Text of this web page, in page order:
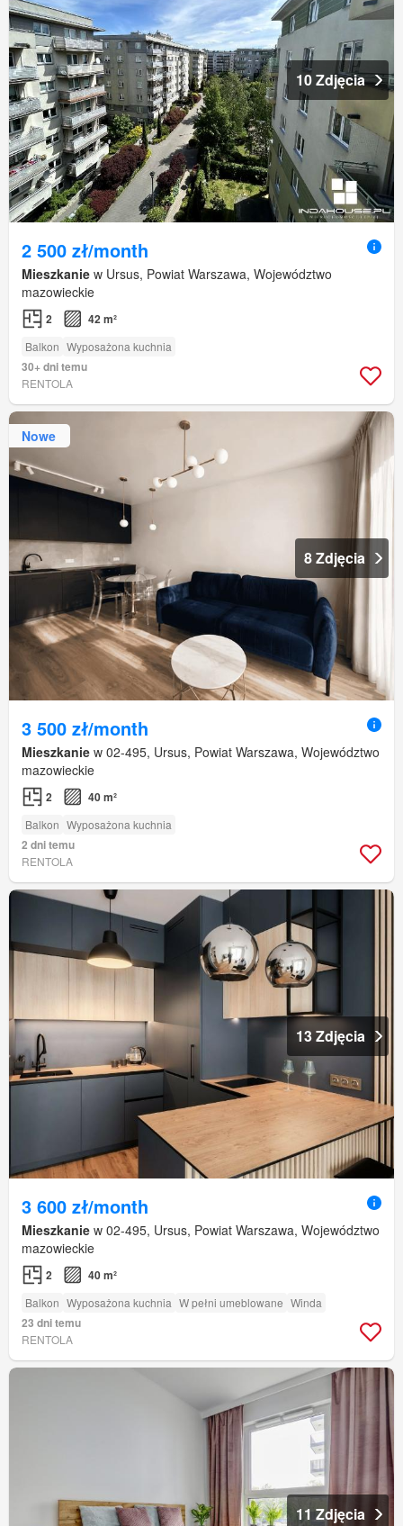
10 Zdjęcia
2 500 zł/month
Mieszkanie w Ursus, Powiat Warszawa, Województwo
mazowieckie
2 42 m²
Balkon Wyposażona kuchnia
30+ dni temu
RENTOLA
Nowe
8 Zdjęcia
3 500 zł/month
Mieszkanie w 02-495, Ursus, Powiat Warszawa, Województwo
mazowieckie
2 40 m²
Balkon Wyposażona kuchnia
2 dni temu
RENTOLA
13 Zdjęcia
3 600 zł/month
Mieszkanie w 02-495, Ursus, Powiat Warszawa, Województwo
mazowieckie
2 40 m²
Balkon Wyposażona kuchnia W pełni umeblowane Winda
23 dni temu
RENTOLA
11 Zdjęcia